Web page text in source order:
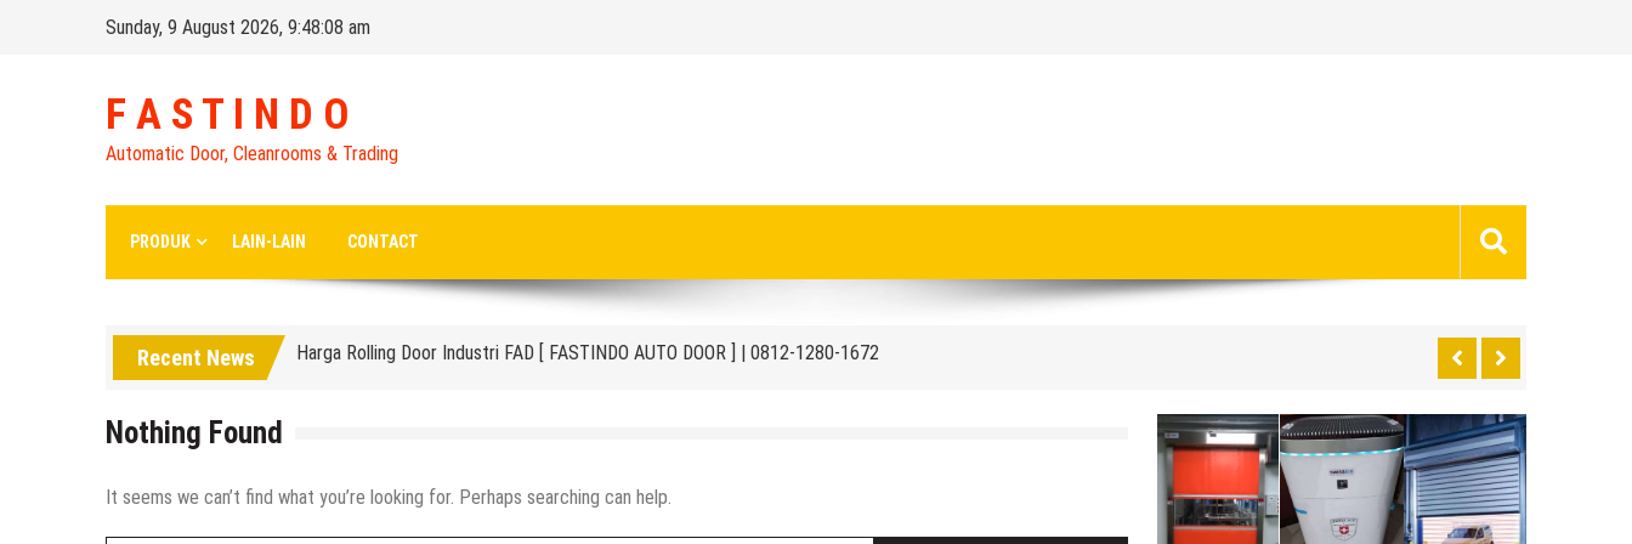
Sunday, 9 August 2026, 9:48:09 am
F A S T I N D O
Automatic Door, Cleanrooms & Trading
PRODUK LAIN-LAIN CONTACT
Recent News
Distributor High Speed Door Indonesia | Call / WA : | 0812-1280-1672
Hepa Filter Portable Rumah Sakit
Hepa Filter Ruang Operasi
Nothing Found
It seems we can’t find what you’re looking for. Perhaps searching can help.